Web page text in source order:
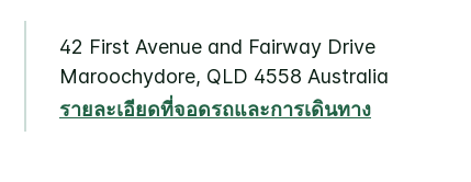
42 First Avenue and Fairway Drive
Maroochydore, QLD 4558 Australia
รายละเอียดที่จอดรถและการเดินทาง